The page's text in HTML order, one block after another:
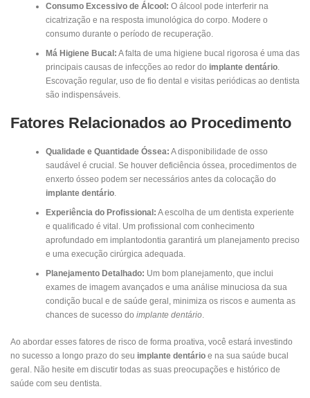
Consumo Excessivo de Álcool: O álcool pode interferir na
cicatrização e na resposta imunológica do corpo. Modere o
consumo durante o período de recuperação.
Má Higiene Bucal: A falta de uma higiene bucal rigorosa é uma das
principais causas de infecções ao redor do implante dentário.
Escovação regular, uso de fio dental e visitas periódicas ao dentista
são indispensáveis.
Fatores Relacionados ao Procedimento
Qualidade e Quantidade Óssea: A disponibilidade de osso
saudável é crucial. Se houver deficiência óssea, procedimentos de
enxerto ósseo podem ser necessários antes da colocação do
implante dentário.
Experiência do Profissional: A escolha de um dentista experiente
e qualificado é vital. Um profissional com conhecimento
aprofundado em implantodontia garantirá um planejamento preciso
e uma execução cirúrgica adequada.
Planejamento Detalhado: Um bom planejamento, que inclui
exames de imagem avançados e uma análise minuciosa da sua
condição bucal e de saúde geral, minimiza os riscos e aumenta as
chances de sucesso do implante dentário.
Ao abordar esses fatores de risco de forma proativa, você estará investindo
no sucesso a longo prazo do seu implante dentário e na sua saúde bucal
geral. Não hesite em discutir todas as suas preocupações e histórico de
saúde com seu dentista.